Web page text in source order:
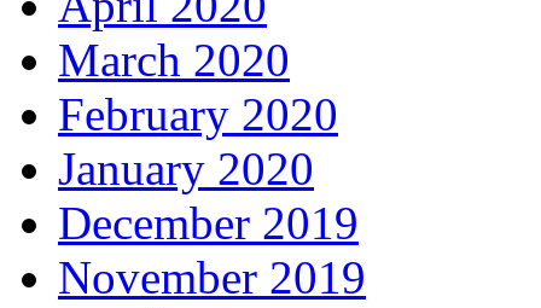
March 2020
February 2020
January 2020
December 2019
November 2019